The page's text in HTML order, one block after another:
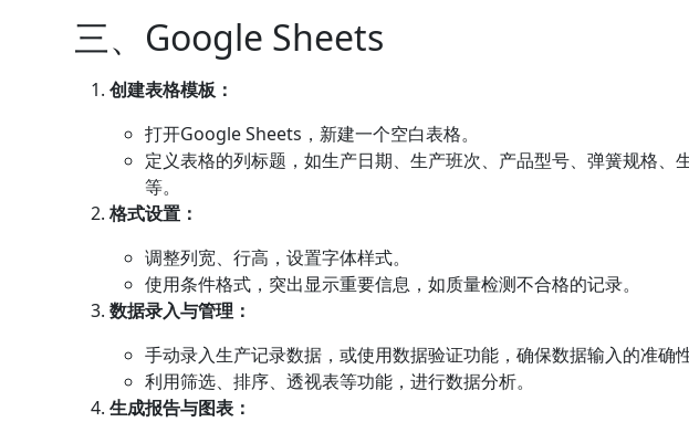
三、Google Sheets
创建表格模板：
打开Google Sheets，新建一个空白表格。
定义表格的列标题，如生产日期、生产班次、产品型号、弹簧规格、
等。
格式设置：
调整列宽、行高，设置字体样式。
使用条件格式，突出显示重要信息，如质量检测不合格的记录。
数据录入与管理：
手动录入生产记录数据，或使用数据验证功能，确保数据输入的准确性
利用筛选、排序、透视表等功能，进行数据分析。
生成报告与图表：